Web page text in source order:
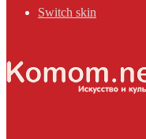
Switch skin